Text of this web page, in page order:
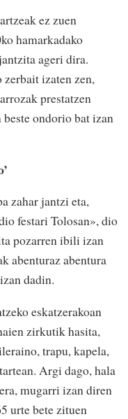
ez zuen
hamarkadako
ageri dira.
izaten zen,
prestatzen
ondorio bat izan
zahar jantzi eta,
festari Tolosan», dio
pozarren ibili izan
abenturaz abentura
dadin.
eskatzerakoan
zirkutik hasita,
trapu, kapela,
Argi dago, hala
mugarri izan diren
urte bete zituen